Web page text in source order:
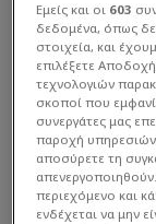
Μιλώντας
προπονητής
ιστορία του
Εμείς και οι 603
δεδομένα, όπως
στοιχεία, και
επιλέξετε
τεχνολογιών
σκοποί που
συνεργάτες μας
παροχή
αποσύρετε τη
περιεχόμενο και
ενδέχεται να μην